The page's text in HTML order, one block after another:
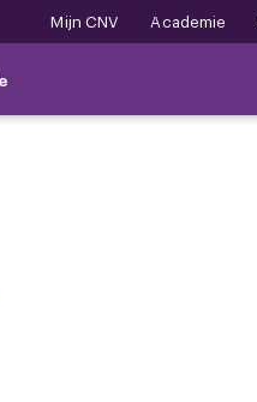
Mijn CNV Academie